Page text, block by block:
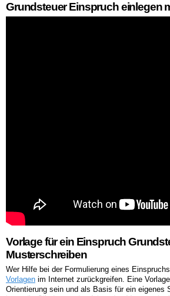
Grundsteuer Einspruch einlegen
Vorlage für ein Einspruch
Musterschreiben
Wer Hilfe bei der Formulierung eines
Vorlagen im Internet zurückgreifen. Eine
Orientierung sein und als Basis für ein eigenes